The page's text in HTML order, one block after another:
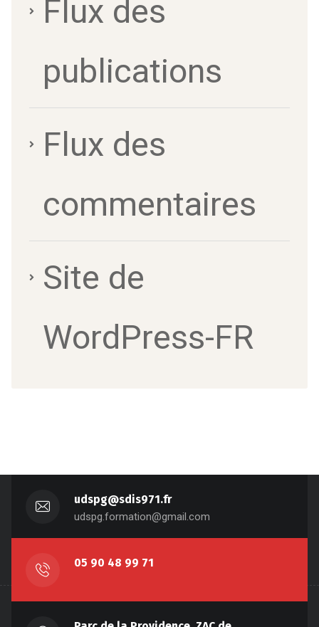
Flux des
publications
Flux des
commentaires
Site de
WordPress-FR
udspg@sdis971.fr
udspg.formation@gmail.com
05 90 48 99 71